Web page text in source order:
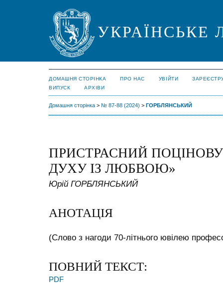
УКРАЇНСЬКЕ
ДОМАШНЯ СТОРІНКА ПРО НАС УВІЙТИ
ВИПУСК
АРХІВИ
Домашня сторінка > № 87-88 (2024) > ГОРБЛЯНСЬКИЙ
ПРИСТРАСНИЙ
ДУХУ ІЗ ЛЮБВОЮ»
Юрій ГОРБЛЯНСЬКИЙ
АНОТАЦІЯ
(Слово з нагоди 70-літнього ювілею
ПОВНИЙ ТЕКСТ:
PDF